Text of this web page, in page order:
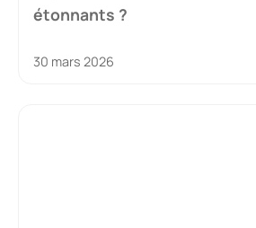
étonnants ?
30 mars 2026